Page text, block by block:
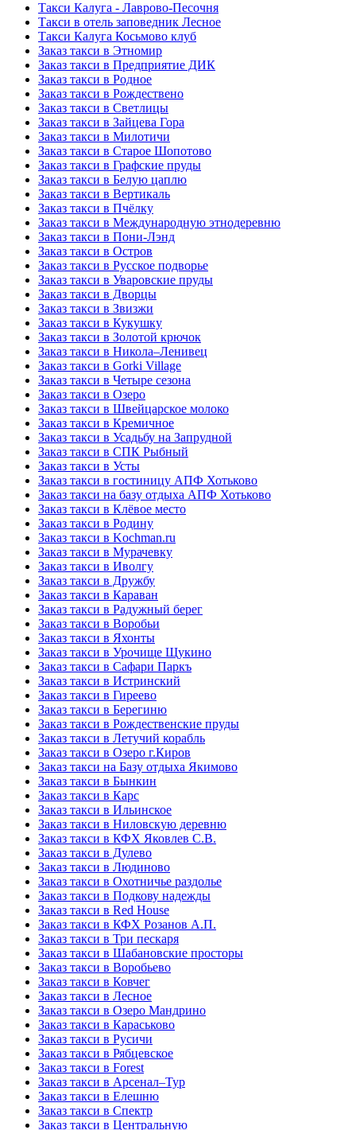
Такси Калуга - Лаврово-Песочня
Такси в отель заповедник Лесное
Такси Калуга Косьмово клуб
Заказ такси в Этномир
Заказ такси в Предприятие ДИК
Заказ такси в Родное
Заказ такси в Рождествено
Заказ такси в Светлицы
Заказ такси в Зайцева Гора
Заказ такси в Милотичи
Заказ такси в Старое Шопотово
Заказ такси в Графские пруды
Заказ такси в Белую цаплю
Заказ такси в Вертикаль
Заказ такси в Пчёлку
Заказ такси в Международную этнодеревню
Заказ такси в Пони-Лэнд
Заказ такси в Остров
Заказ такси в Русское подворье
Заказ такси в Уваровские пруды
Заказ такси в Дворцы
Заказ такси в Звизжи
Заказ такси в Кукушку
Заказ такси в Золотой крючок
Заказ такси в Никола–Ленивец
Заказ такси в Gorki Village
Заказ такси в Четыре сезона
Заказ такси в Озеро
Заказ такси в Швейцарское молоко
Заказ такси в Кремичное
Заказ такси в Усадьбу на Запрудной
Заказ такси в СПК Рыбный
Заказ такси в Усты
Заказ такси в гостиницу АПФ Хотьково
Заказ такси на базу отдыха АПФ Хотьково
Заказ такси в Клёвое место
Заказ такси в Родину
Заказ такси в Kochman.ru
Заказ такси в Мурачевку
Заказ такси в Иволгу
Заказ такси в Дружбу
Заказ такси в Караван
Заказ такси в Радужный берег
Заказ такси в Воробьи
Заказ такси в Яхонты
Заказ такси в Урочище Щукино
Заказ такси в Сафари Паркъ
Заказ такси в Истринский
Заказ такси в Гиреево
Заказ такси в Берегиню
Заказ такси в Рождественские пруды
Заказ такси в Летучий корабль
Заказ такси в Озеро г.Киров
Заказ такси на Базу отдыха Якимово
Заказ такси в Бынкин
Заказ такси в Карс
Заказ такси в Ильинское
Заказ такси в Ниловскую деревню
Заказ такси в КФХ Яковлев С.В.
Заказ такси в Дулево
Заказ такси в Людиново
Заказ такси в Охотничье раздолье
Заказ такси в Подкову надежды
Заказ такси в Red Hоusе
Заказ такси в КФХ Розанов А.П.
Заказ такси в Три пескаря
Заказ такси в Шабановские просторы
Заказ такси в Воробьево
Заказ такси в Ковчег
Заказ такси в Лесное
Заказ такси в Озеро Мандрино
Заказ такси в Караськово
Заказ такси в Русичи
Заказ такси в Рябцевское
Заказ такси в Forest
Заказ такси в Арсенал–Тур
Заказ такси в Елешню
Заказ такси в Спектр
Заказ такси в Центральную